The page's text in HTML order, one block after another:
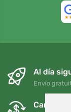
Al día
Envío
Cambios